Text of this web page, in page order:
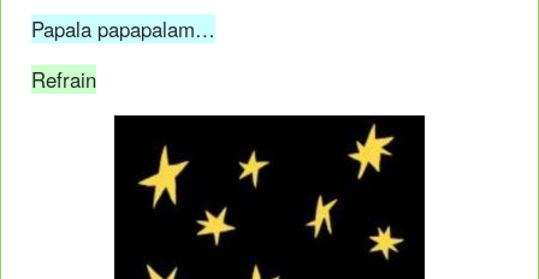
Papala papapalam…
Refrain